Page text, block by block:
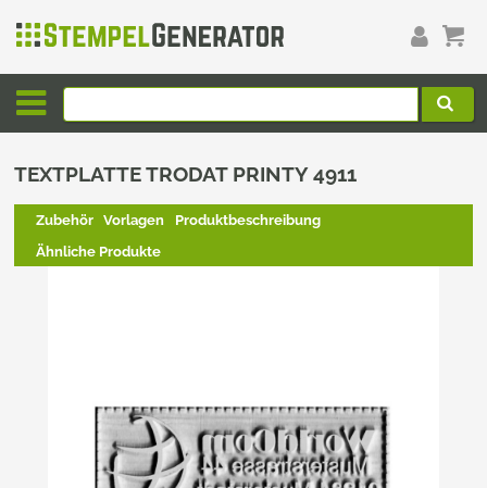
TEXTPLATTE TRODAT PRINTY 4911
Zubehör Vorlagen
Produktbeschreibung
Ähnliche Produkte